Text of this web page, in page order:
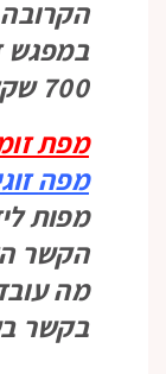
הקרובה
במפגש
700 שקלים
מפת
מפה
מפות
הקשר
מה
בקשר בשנה